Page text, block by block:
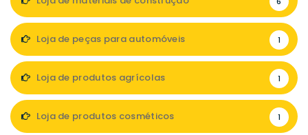
Loja de peças para automóveis 1
Loja de produtos agrícolas 1
Loja de produtos cosméticos 1